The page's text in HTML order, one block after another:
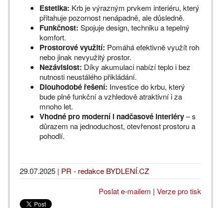
Estetika: Krb je výrazným prvkem interiéru, který
přitahuje pozornost nenápadně, ale důsledně.
Funkčnost: Spojuje design, techniku a tepelný
komfort.
Prostorové využití: Pomáhá efektivně využít roh
nebo jinak nevyužitý prostor.
Nezávislost: Díky akumulaci nabízí teplo i bez
nutnosti neustálého přikládání.
Dlouhodobé řešení: Investice do krbu, který
bude plně funkční a vzhledově atraktivní i za
mnoho let.
Vhodné pro moderní i nadčasové interiéry– s
důrazem na jednoduchost, otevřenost prostoru a
pohodlí.
29.07.2025 | PR - redakce BYDLENÍ.CZ
Poslat e-mailem | Verze pro tisk